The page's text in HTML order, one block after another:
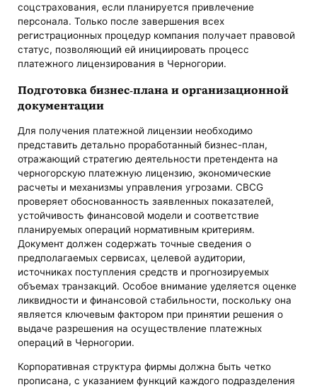
соцстрахования, если планируется привлечение
персонала. Только после завершения всех
регистрационных процедур компания получает правовой
статус, позволяющий ей инициировать процесс
платежного лицензирования в Черногории.
Подготовка бизнес-плана и организационной
документации
Для получения платежной лицензии необходимо
представить детально проработанный бизнес-план,
отражающий стратегию деятельности претендента на
черногорскую платежную лицензию, экономические
расчеты и механизмы управления угрозами. CBCG
проверяет обоснованность заявленных показателей,
устойчивость финансовой модели и соответствие
планируемых операций нормативным критериям.
Документ должен содержать точные сведения о
предполагаемых сервисах, целевой аудитории,
источниках поступления средств и прогнозируемых
объемах транзакций. Особое внимание уделяется оценке
ликвидности и финансовой стабильности, поскольку она
является ключевым фактором при принятии решения о
выдаче разрешения на осуществление платежных
операций в Черногории.
Корпоративная структура фирмы должна быть четко
прописана, с указанием функций каждого подразделения